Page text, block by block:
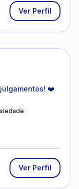
Ver Perfil
❤️
Ver Perfil